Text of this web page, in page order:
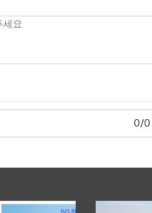
0/0